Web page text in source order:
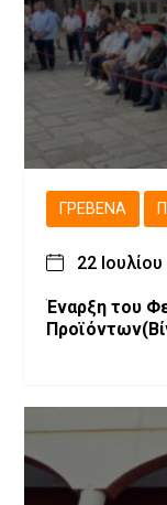
ΓΡΕΒΕΝΆ
22
Έναρξη του